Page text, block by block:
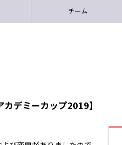
チーム
デミーカップ2019】